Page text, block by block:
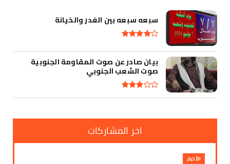
سبعه سبعه بين الغدر والخيانة
بيان صادر عن صوت المقاومة الجنوبية
صوت الشعب الجنوبي
اخر المشاركات
الأخبار